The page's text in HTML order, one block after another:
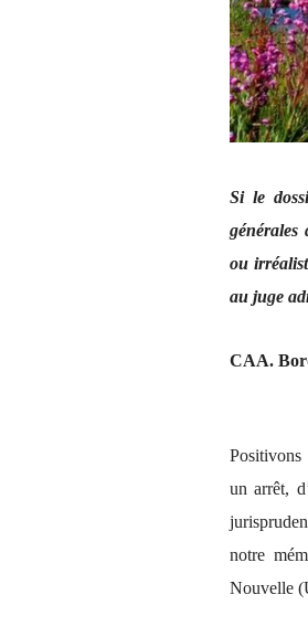
Si le
générales
ou
au juge
CAA.
Positivons
un arrêt,
notre
Nouvelle